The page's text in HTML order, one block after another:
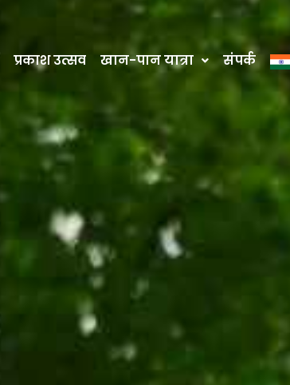
प्रकाश उत्सव खान-पान यात्रा संपर्क